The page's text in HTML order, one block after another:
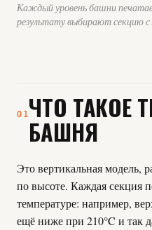
Каждый уровень башни
результату выбирают секцию с
01ЧТО ТАКОЕ
БАШНЯ
Это вертикальная модель,
по высоте. Каждая секция
температуре: например,
ещё ниже при 210°C и так